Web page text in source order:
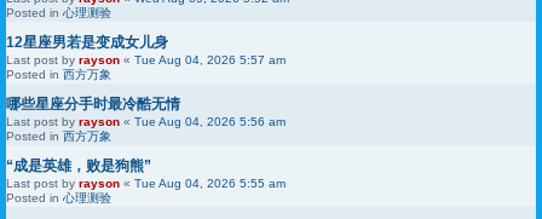
Posted in 心理测验
12星座男若是变成女儿身
Last post by rayson « Tue Aug 04, 2026 5:57 am
Posted in 西方万象
哪些星座分手时最冷酷无情
Last post by rayson « Tue Aug 04, 2026 5:56 am
Posted in 西方万象
“成是英雄，败是狗熊”
Last post by rayson « Tue Aug 04, 2026 5:55 am
Posted in 心理测验